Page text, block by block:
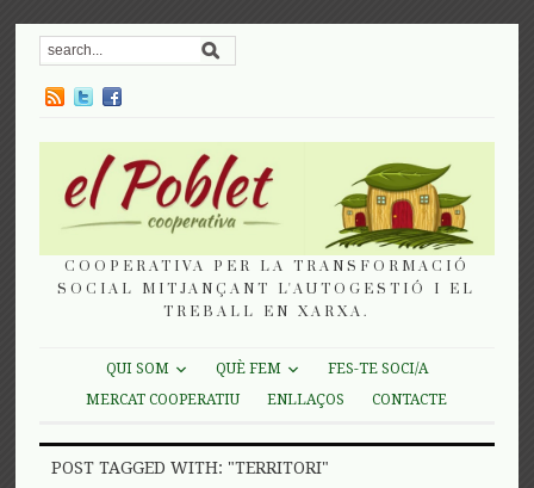
COOPERATIVA PER LA TRANSFORMACIÓ
SOCIAL MITJANÇANT L'AUTOGESTIÓ I EL
TREBALL EN XARXA.
QUI SOM QUÈ FEM
FES-TE SOCI/A
MERCAT COOPERATIU
ENLLAÇOS CONTACTE
POST TAGGED WITH: "TERRITORI"